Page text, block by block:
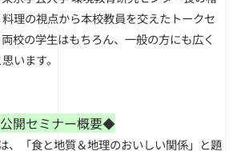
理の視点から本校教員を交えたトークセ
校の学生はもちろん、一般の方にも広く
います。
開セミナー概要◆
、「食と地質＆地理のおいしい関係」と題